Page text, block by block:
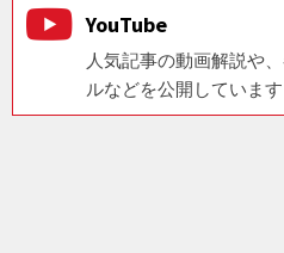
YouTube
人気記事の動画解説や
ルなどを公開しています